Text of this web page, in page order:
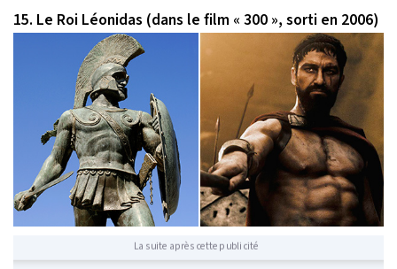
15. Le Roi Léonidas (dans le film « 300 », sorti en 2006)
La suite après cette publicité